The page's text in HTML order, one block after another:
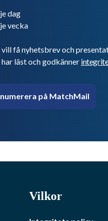
dag
vecka
vill få nyhetsbrev och
har läst och godkänner
på MatchMail
Vilkor